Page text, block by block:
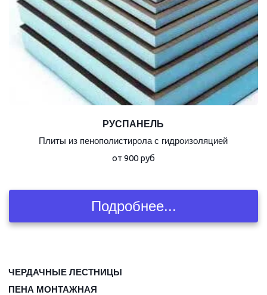
РУСПАНЕЛЬ
Плиты из пенополистирола с гидроизоляцией
от 900 руб
Подробнее...
ЧЕРДАЧНЫЕ ЛЕСТНИЦЫ
ПЕНА МОНТАЖНАЯ